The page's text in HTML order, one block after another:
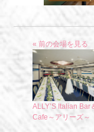
« 前の会場を見る
ALLY’S Italian Bar
Cafe～アリーズ～